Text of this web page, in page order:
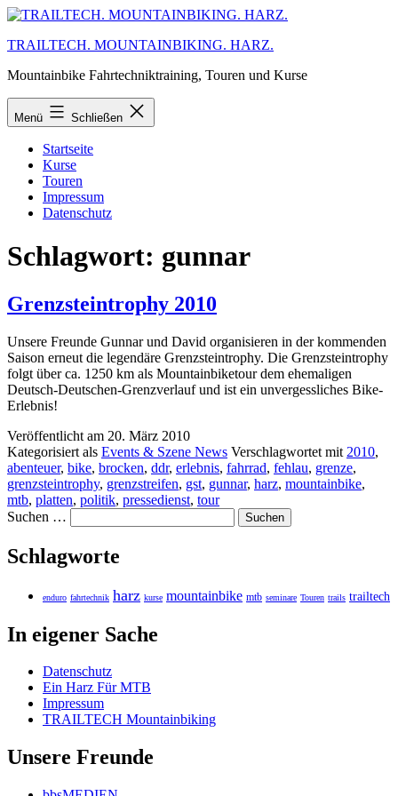
Zum
springen
TRAILTECH. MOUNTAINBIKING. HARZ.
Mountainbike Fahrtechniktraining, Touren und Kurse
Menü Schließen
Startseite
Kurse
Touren
Impressum
Datenschutz
Schlagwort: gunnar
Grenzsteintrophy 2010
Unsere Freunde Gunnar und David organisieren in der kommenden
Saison erneut die legendäre Grenzsteintrophy. Die Grenzsteintrophy
folgt über ca. 1250 km als Mountainbiketour dem ehemaligen
Deutsch-Deutschen-Grenzverlauf und ist ein unvergessliches Bike-
Erlebnis!
Veröffentlicht am 20. März 2010
Kategorisiert als Events & Szene News Verschlagwortet mit 2010,
abenteuer, bike, brocken, ddr, erlebnis, fahrrad, fehlau, grenze,
grenzsteintrophy, grenzstreifen, gst, gunnar, harz, mountainbike,
mtb, platten, politik, pressedienst, tour
Suchen …
Schlagworte
enduro fahrtechnik harz kurse mountainbike mtb seminare Touren trails trailtech
In eigener Sache
Datenschutz
Ein Harz Für MTB
Impressum
TRAILTECH Mountainbiking
Unsere Freunde